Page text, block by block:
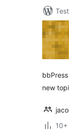
new